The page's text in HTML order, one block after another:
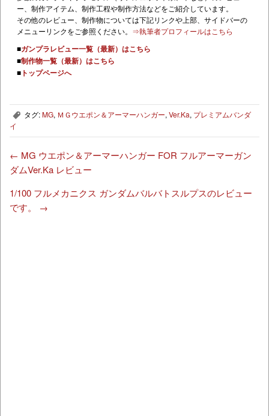
ー、制作アイテム、制作工程や制作方法などをご紹介しています。
その他のレビュー、制作物については下記リンクや上部、サイドバーの
メニューリンクをご参照ください。 ⇒執筆者プロフィールはこちら
■ガンプラレビュー一覧（最新）はこちら
■制作物一覧（最新）はこちら
■ トップページへ
, タグ:MG, ＭＧウエポン＆アーマーハンガー, Ver.Ka, プレミアムバンダ
イ
← MG ウエポン＆アーマーハンガー FOR フルアーマーガン
ダムVer.Ka レビュー
1/100 フルメカニクス ガンダムバルバトスルプスのレビュー
です。 →